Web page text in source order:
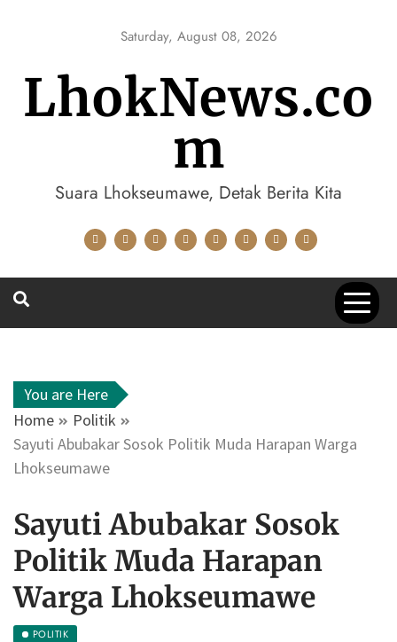
Saturday, August 08, 2026
LhokNews.co
m
Suara Lhokseumawe, Detak Berita Kita
You are Here
Home
Politik
Sayuti Abubakar Sosok Politik Muda Harapan Warga
Lhokseumawe
Sayuti Abubakar Sosok
Politik Muda Harapan
Warga Lhokseumawe
POLITIK